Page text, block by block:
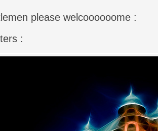
please welcoooooome :
: